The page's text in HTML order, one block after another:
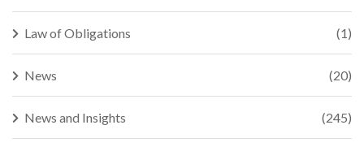
Law of Obligations (1)
News (20)
News and Insights (245)